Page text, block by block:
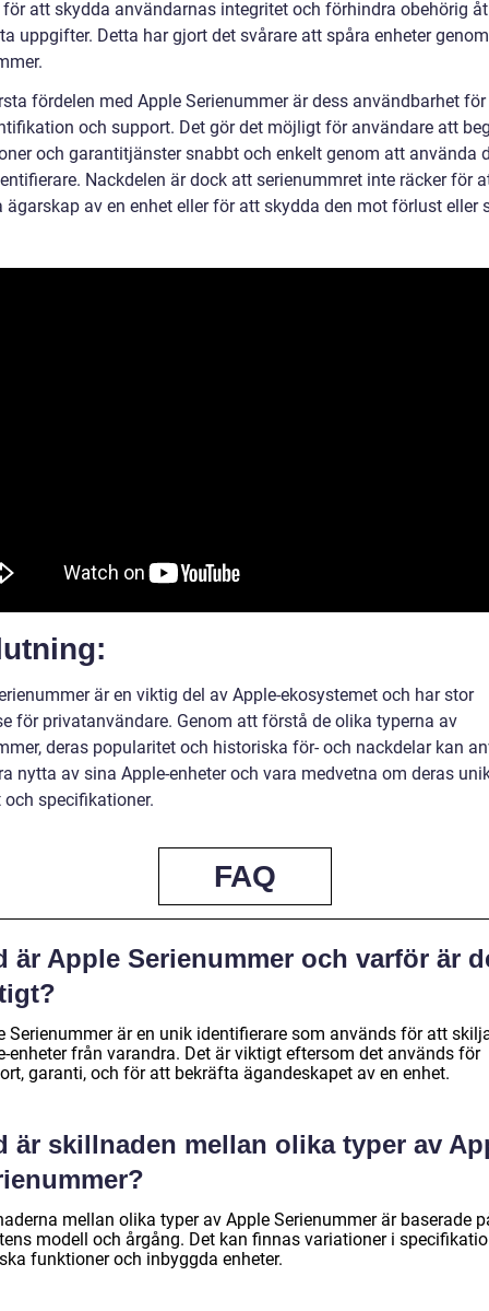
att skydda användarnas integritet och förhindra obehörig
uppgifter. Detta har gjort det svårare att spåra enheter
fördelen med Apple Serienummer är dess användbarhet för
och support. Det gör det möjligt för användare att
och garantitjänster snabbt och enkelt genom att använda
Nackdelen är dock att serienummret inte räcker för
ägarskap av en enhet eller för att skydda den mot förlust eller
är en viktig del av Apple-ekosystemet och har stor
för privatanvändare. Genom att förstå de olika typerna av
deras popularitet och historiska för- och nackdelar kan
nytta av sina Apple-enheter och vara medvetna om deras
specifikationer.
FAQ
är Apple Serienummer och varför är
Serienummer är en unik identifierare som används för att
enheter från varandra. Det är viktigt eftersom det används för
garanti, och för att bekräfta ägandeskapet av en enhet.
är skillnaden mellan olika typer av
mellan olika typer av Apple Serienummer är baserade
modell och årgång. Det kan finnas variationer i
funktioner och inbyggda enheter.